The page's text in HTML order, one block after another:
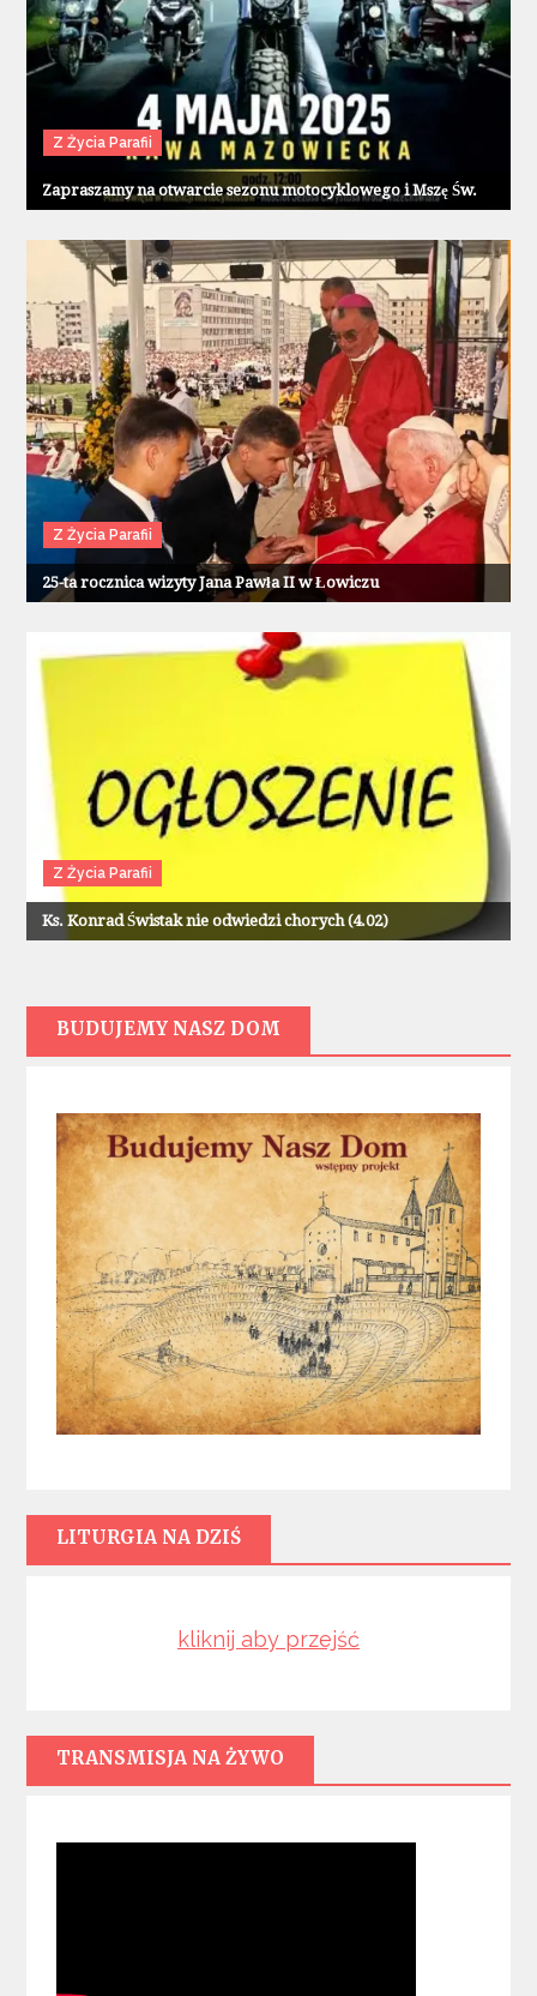
Z Życia Parafii
Zapraszamy na otwarcie sezonu motocyklowego i Mszę Św.
Z Życia Parafii
25-ta rocznica wizyty Jana Pawła II w Łowiczu
Z Życia Parafii
Ks. Konrad Świstak nie odwiedzi chorych (4.02)
BUDUJEMY NASZ DOM
LITURGIA NA DZIŚ
kliknij aby przejść
TRANSMISJA NA ŻYWO